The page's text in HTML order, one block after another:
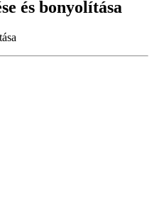
és bonyolítása